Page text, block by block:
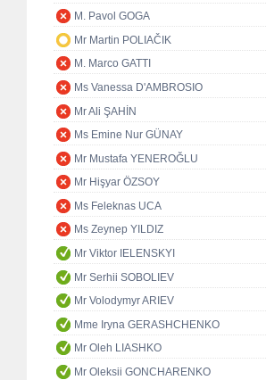
M. Pavol GOGA
Mr Martin POLIAČIK
M. Marco GATTI
Ms Vanessa D'AMBROSIO
Mr Ali ŞAHİN
Ms Emine Nur GÜNAY
Mr Mustafa YENEROĞLU
Mr Hişyar ÖZSOY
Ms Feleknas UCA
Ms Zeynep YILDIZ
Mr Viktor IELENSKYI
Mr Serhii SOBOLIEV
Mr Volodymyr ARIEV
Mme Iryna GERASHCHENKO
Mr Oleh LIASHKO
Mr Oleksii GONCHARENKO